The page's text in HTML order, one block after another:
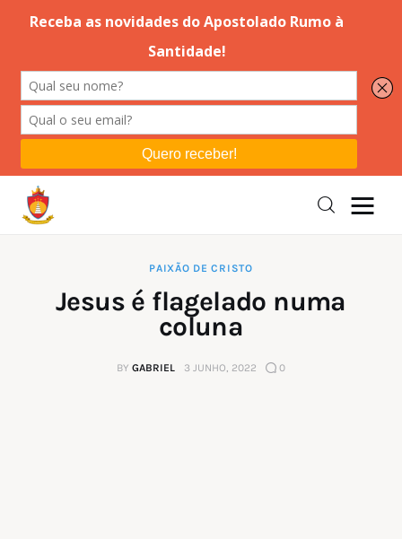
Editorial
Orações
Instruções
Espiritualidade
PAIXÃO DE CRISTO
Jesus é flagelado numa
coluna
BY GABRIEL 3 JUNHO, 2022 0